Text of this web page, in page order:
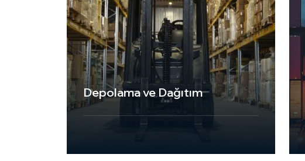
Depolama ve Dağıtım
dağıtım hizmetlerimizle müşterilerimize